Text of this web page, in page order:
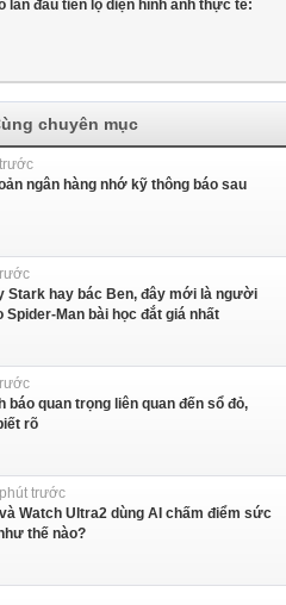
lần đầu tiên lộ diện hình ảnh thực tế:
chuyên mục
ngân hàng nhớ kỹ thông báo sau
Stark hay bác Ben, đây mới là người
Spider-Man bài học đắt giá nhất
báo quan trọng liên quan đến sổ đỏ,
rõ
trước
Watch Ultra2 dùng AI chấm điểm sức
thế nào?